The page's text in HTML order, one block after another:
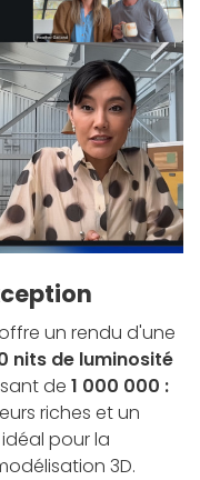
un rendu d'une
nits de luminosité
de 1 000 000 :
riches et un
pour la
3D.